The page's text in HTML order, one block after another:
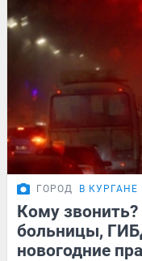
ГОРОД В КУРГАНЕ
Кому звонить?
больницы,
новогодние